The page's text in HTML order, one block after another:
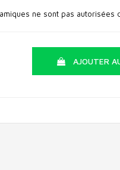
ne sont pas
AJOUTER